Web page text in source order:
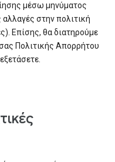
μέσω μηνύματος
αλλαγές στην πολιτική
Επίσης, θα διατηρούμε
Πολιτικής Απορρήτου